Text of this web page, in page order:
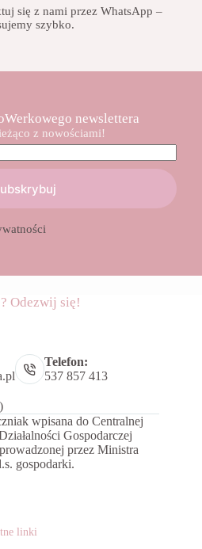
się z nami przez WhatsApp –
szybko.
newslettera
z nowościami!
Odezwij się!
Telefon:
537 857 413
wpisana do Centralnej
Gospodarczej
przez Ministra
gospodarki.
linki